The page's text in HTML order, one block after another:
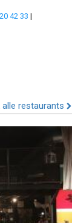
42 33 |
alle restaurants